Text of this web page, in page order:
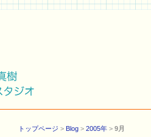
トップページ > Blog > 2005年 > 9月